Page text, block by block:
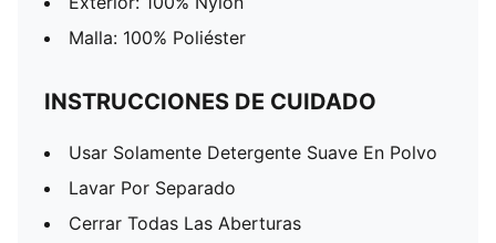
Malla: 100% Poliéster
INSTRUCCIONES DE CUIDADO
Usar Solamente Detergente Suave En Polvo
Lavar Por Separado
Cerrar Todas Las Aberturas